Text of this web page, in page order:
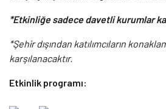
*Etkinliğe sadece davetli kurumlar
*Şehir dışından katılımcıların
karşılanacaktır.
Etkinlik programı: